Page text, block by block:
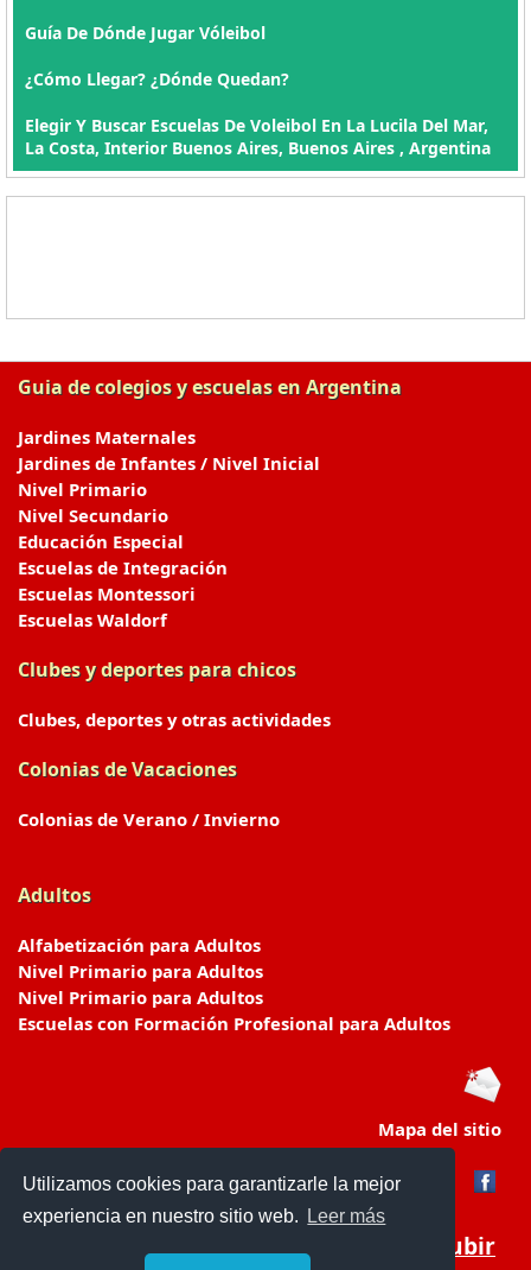
Utilizamos cookies para garantizarle la mejor
experiencia en nuestro sitio web.
Leer más
Guía De Dónde Jugar Vóleibol
¿Cómo Llegar? ¿Dónde Quedan?
Elegir Y Buscar Escuelas De Voleibol En La Lucila Del Mar,
La Costa, Interior Buenos Aires, Buenos Aires , Argentina
Guia de colegios y escuelas en Argentina
Jardines Maternales
Jardines de Infantes / Nivel Inicial
Nivel Primario
Nivel Secundario
Educación Especial
Escuelas de Integración
Escuelas Montessori
Escuelas Waldorf
Clubes y deportes para chicos
Clubes, deportes y otras actividades
Colonias de Vacaciones
Colonias de Verano / Invierno
Adultos
Alfabetización para Adultos
Nivel Primario para Adultos
Nivel Primario para Adultos
Escuelas con Formación Profesional para Adultos
Mapa del sitio
Subir